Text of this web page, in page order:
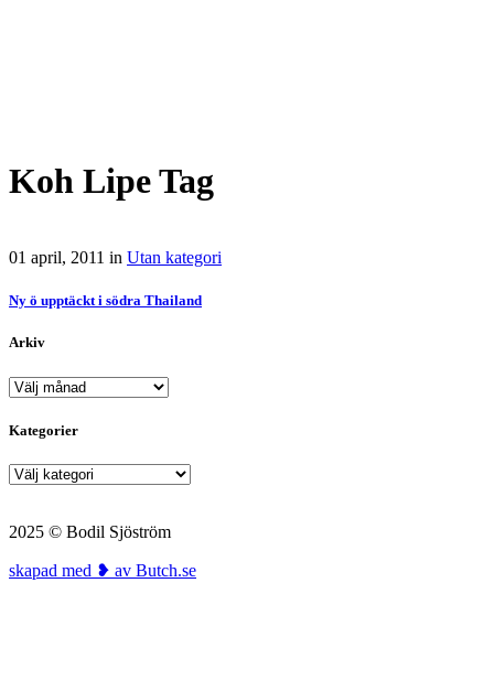
Koh Lipe Tag
01 april, 2011 in Utan kategori
Ny ö upptäckt i södra Thailand
Arkiv
Arkiv
Kategorier
Kategorier
2025 © Bodil Sjöström
skapad med ❥ av Butch.se